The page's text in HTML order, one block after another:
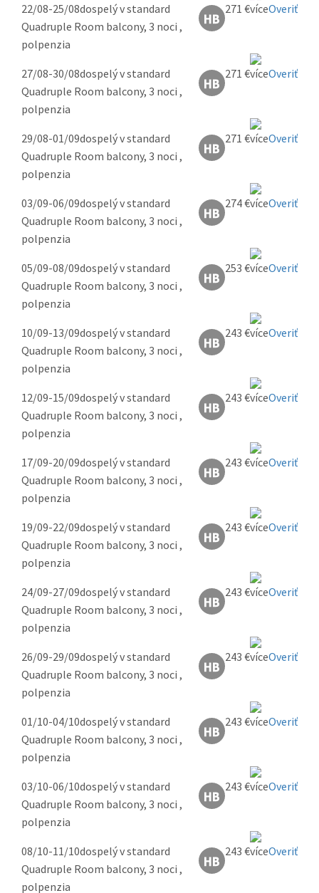
22/08-25/08dospelý v standard
Quadruple Room balcony, 3 noci ,
polpenzia
271 € Overiť
27/08-30/08dospelý v standard
Quadruple Room balcony, 3 noci ,
polpenzia
271 € Overiť
29/08-01/09dospelý v standard
Quadruple Room balcony, 3 noci ,
polpenzia
271 € Overiť
03/09-06/09dospelý v standard
Quadruple Room balcony, 3 noci ,
polpenzia
274 € Overiť
05/09-08/09dospelý v standard
Quadruple Room balcony, 3 noci ,
polpenzia
253 € Overiť
10/09-13/09dospelý v standard
Quadruple Room balcony, 3 noci ,
polpenzia
243 € Overiť
12/09-15/09dospelý v standard
Quadruple Room balcony, 3 noci ,
polpenzia
243 € Overiť
17/09-20/09dospelý v standard
Quadruple Room balcony, 3 noci ,
polpenzia
243 € Overiť
19/09-22/09dospelý v standard
Quadruple Room balcony, 3 noci ,
polpenzia
243 € Overiť
24/09-27/09dospelý v standard
Quadruple Room balcony, 3 noci ,
polpenzia
243 € Overiť
26/09-29/09dospelý v standard
Quadruple Room balcony, 3 noci ,
polpenzia
243 € Overiť
01/10-04/10dospelý v standard
Quadruple Room balcony, 3 noci ,
polpenzia
243 € Overiť
03/10-06/10dospelý v standard
Quadruple Room balcony, 3 noci ,
polpenzia
243 € Overiť
08/10-11/10dospelý v standard
Quadruple Room balcony, 3 noci ,
polpenzia
243 € Overiť